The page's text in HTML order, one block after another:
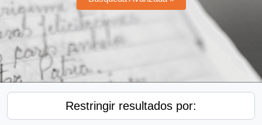
Restringir resultados por: